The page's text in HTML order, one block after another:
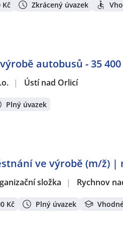
Kč Zkrácený úvazek
autobusů - 35
| Ústí nad Orlicí
Plný úvazek
ve výrobě (m/ž) |
složka | Rychnov
Kč Plný úvazek